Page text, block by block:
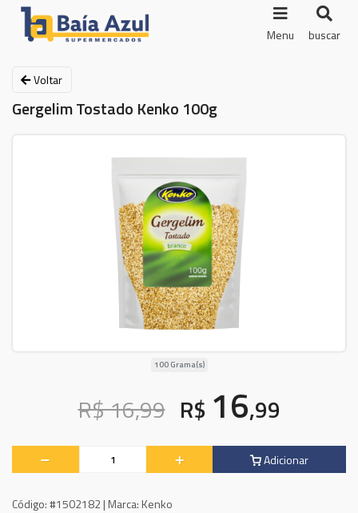
Menu buscar
Voltar
Gergelim Tostado Kenko 100g
100 Grama(s)
R$ 16,99 R$ 16,99
Adicionar
Código:#1502182 | Marca: Kenko